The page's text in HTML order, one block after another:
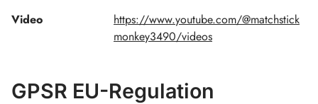
Video
https://www.youtube.com/@matchstick
monkey3490/videos
GPSR EU-Regulation